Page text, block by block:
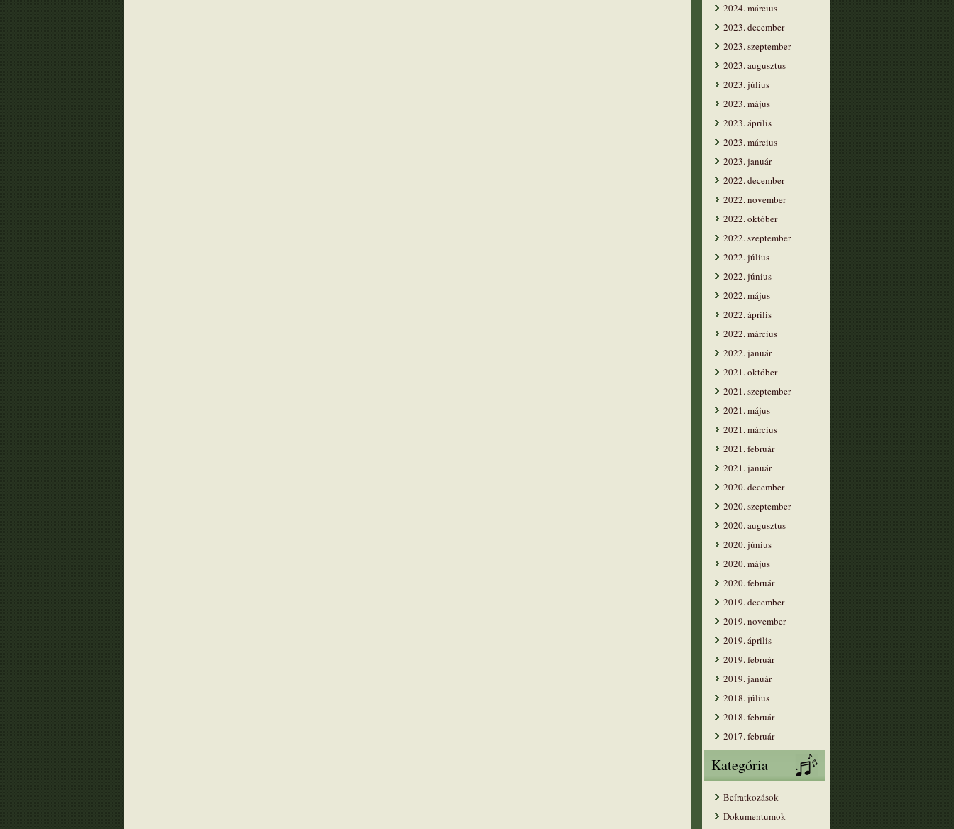
2024. március
2023. december
2023. szeptember
2023. augusztus
2023. július
2023. május
2023. április
2023. március
2023. január
2022. december
2022. november
2022. október
2022. szeptember
2022. július
2022. június
2022. május
2022. április
2022. március
2022. január
2021. október
2021. szeptember
2021. május
2021. március
2021. február
2021. január
2020. december
2020. szeptember
2020. augusztus
2020. június
2020. május
2020. február
2019. december
2019. november
2019. április
2019. február
2019. január
2018. július
2018. február
2017. február
Kategória
Beíratkozások
Dokumentumok